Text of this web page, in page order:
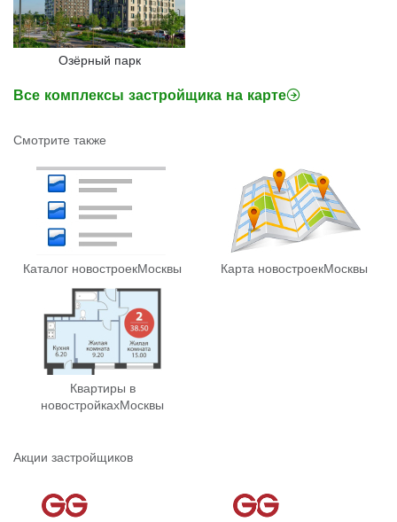
Озёрный парк
Все комплексы застройщика на карте
Смотрите также
Каталог новостроекМосквы Карта новостроекМосквы
Квартиры в
новостройкахМосквы
Акции застройщиков